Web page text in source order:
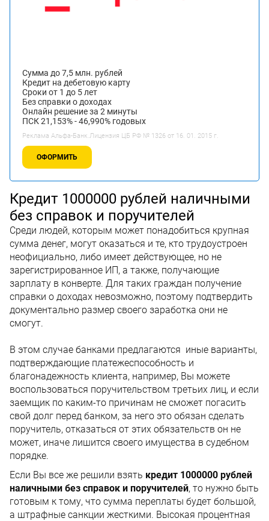
Сумма до 7,5 млн. рублей
Кредит на дебетовую карту
Сроки от 1 до 5 лет
Без справки о доходах
Онлайн решение за 2 минуты
ПСК 21,153% - 46,990% годовых
Реклама Альфа-Банк.Лицензия ЦБ РФ № 1326 от 16. 01. 2015 г.
ОФОРМИТЬ
Кредит 1000000 рублей наличными
без справок и поручителей
Среди людей, которым может понадобиться крупная
сумма денег, могут оказаться и те, кто трудоустроен
неофициально, либо имеет действующее, но не
зарегистрированное ИП, а также, получающие
зарплату в конверте. Для таких граждан получение
справки о доходах невозможно, поэтому подтвердить
документально размер своего заработка они не
смогут.
В этом случае банками предлагаются иные варианты,
подтверждающие платежеспособность и
благонадежность клиента, например, Вы можете
воспользоваться поручительством третьих лиц, и если
заемщик по каким-то причинам не сможет погасить
свой долг перед банком, за него это обязан сделать
поручитель, отказаться от этих обязательств он не
может, иначе лишится своего имущества в судебном
порядке.
Если Вы все же решили взять кредит 1000000 рублей
наличными без справок и поручителей, то нужно быть
готовым к тому, что сумма переплаты будет большой,
а штрафные санкции жесткими. Высокая процентная